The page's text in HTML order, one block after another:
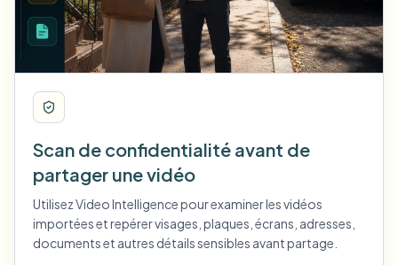
Scan de confidentialité avant de
partager une vidéo
Utilisez Video Intelligence pour examiner les vidéos
importées et repérer visages, plaques, écrans, adresses,
documents et autres détails sensibles avant partage.